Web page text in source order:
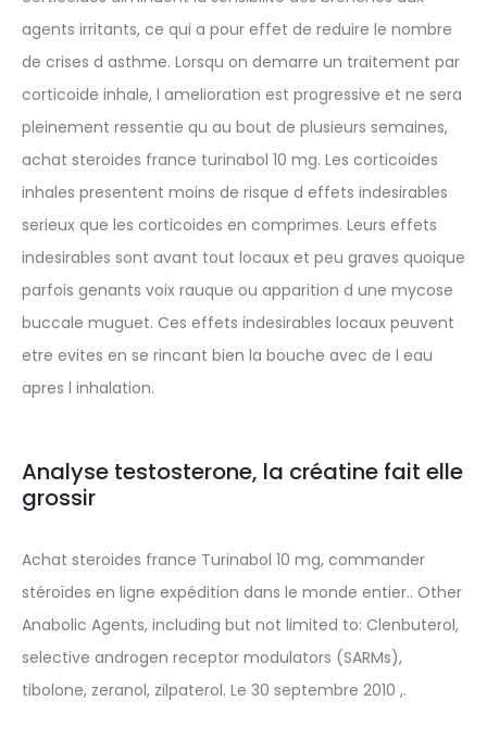
agents irritants, ce qui a pour effet de reduire le nombre
de crises d asthme. Lorsqu on demarre un traitement par
corticoide inhale, l amelioration est progressive et ne sera
pleinement ressentie qu au bout de plusieurs semaines,
achat steroides france turinabol 10 mg. Les corticoides
inhales presentent moins de risque d effets indesirables
serieux que les corticoides en comprimes. Leurs effets
indesirables sont avant tout locaux et peu graves quoique
parfois genants voix rauque ou apparition d une mycose
buccale muguet. Ces effets indesirables locaux peuvent
etre evites en se rincant bien la bouche avec de l eau
apres l inhalation.
Analyse testosterone, la créatine fait elle
grossir
Achat steroides france Turinabol 10 mg, commander
stéroïdes en ligne expédition dans le monde entier.. Other
Anabolic Agents, including but not limited to: Clenbuterol,
selective androgen receptor modulators (SARMs),
tibolone, zeranol, zilpaterol. Le 30 septembre 2010 ,.